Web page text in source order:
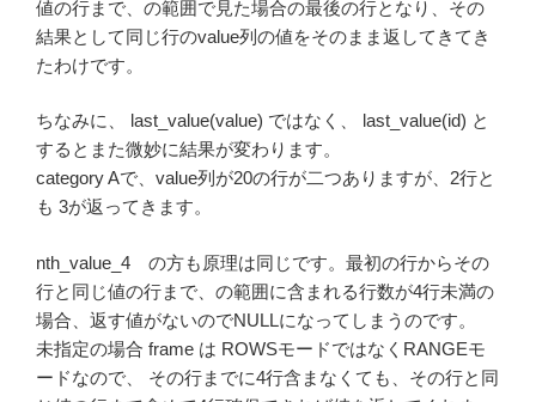
値の行まで、の範囲で見た場合の最後の行となり、その
結果として同じ行のvalue列の値をそのまま返してきてき
たわけです。
ちなみに、 last_value(value) ではなく、 last_value(id) と
するとまた微妙に結果が変わります。
category Aで、value列が20の行が二つありますが、2行と
も 3が返ってきます。
nth_value_4 の方も原理は同じです。最初の行からその
行と同じ値の行まで、の範囲に含まれる行数が4行未満の
場合、返す値がないのでNULLになってしまうのです。
未指定の場合 frame は ROWSモードではなくRANGEモ
ードなので、 その行までに4行含まなくても、その行と同